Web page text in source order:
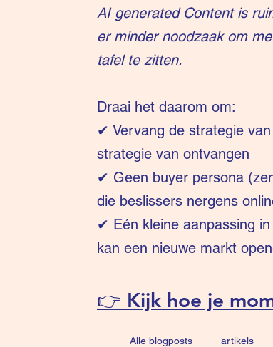
AI generated Content is
er minder noodzaak om
tafel te zitten.
Draai het daarom om:
✔ Vervang de strategie
strategie van ontvangen
✔ Geen buyer persona
die beslissers nergens
✔ Eén kleine aanpassing
kan een nieuwe markt
👉 Kijk hoe je
Alle blogposts artikels